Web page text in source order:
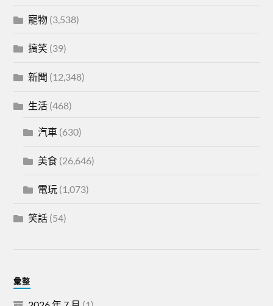
寵物 (3,538)
搞笑 (39)
新聞 (12,348)
生活 (468)
汽車 (630)
美食 (26,646)
電玩 (1,073)
笑話 (54)
彙整